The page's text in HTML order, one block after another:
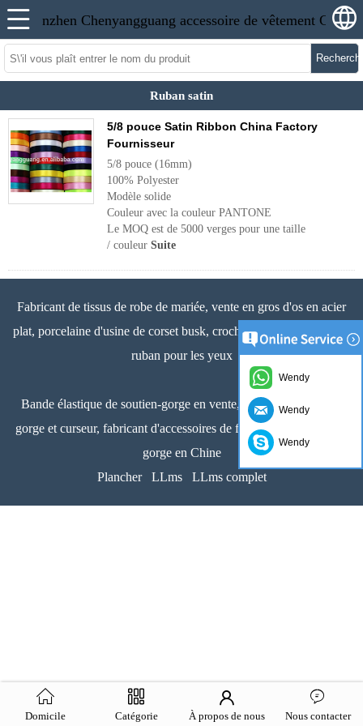
Ruban satin
5/8 pouce Satin Ribbon China Factory
Fournisseur
5/8 pouce (16mm)
100% Polyester
Modèle solide
Couleur avec la couleur PANTONE
Le MOQ est de 5000 verges pour une taille
/ couleur Suite
Fabricant de tissus de robe de mariée, vente en gros d'os en acier
plat, porcelaine d'usine de corset busk, crochet de soutien-gorge et
ruban pour les yeux
Bande élastique de soutien-gorge en vente, ajusteur de soutien-
gorge et curseur, fabricant d'accessoires de fabrication de soutien-
gorge en Chine
Plancher
LLms LLms complet
Domicile Catégorie À propos de nous Nous contacter
Wendy
Wendy
Wendy